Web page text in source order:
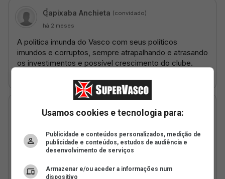
Usamos cookies e tecnologia para:
Publicidade e conteúdos personalizados, medição de
publicidade e conteúdos, estudos de audiência e
desenvolvimento de serviços
Armazenar e/ou aceder a informações num
dispositivo